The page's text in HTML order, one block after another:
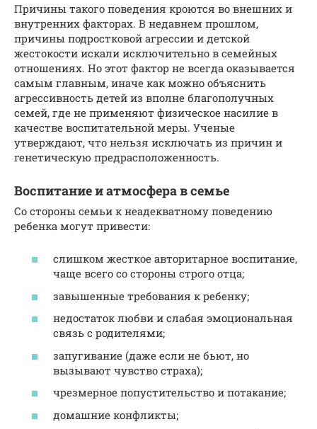
Причины такого поведения кроются во внешних и
внутренних факторах. В недавнем прошлом,
причины подростковой агрессии и детской
жестокости искали исключительно в семейных
отношениях. Но этот фактор не всегда оказывается
самым главным, иначе как можно объяснить
агрессивность детей из вполне благополучных
семей, где не применяют физическое насилие в
качестве воспитательной меры. Ученые
утверждают, что нельзя исключать из причин и
генетическую предрасположенность.
Воспитание и атмосфера в семье
Со стороны семьи к неадекватному поведению
ребенка могут привести:
слишком жесткое авторитарное воспитание,
чаще всего со стороны строго отца;
завышенные требования к ребенку;
недостаток любви и слабая эмоциональная
связь с родителями;
запугивание (даже если не бьют, но
вызывают чувство страха);
чрезмерное попустительство и потакание;
домашние конфликты;